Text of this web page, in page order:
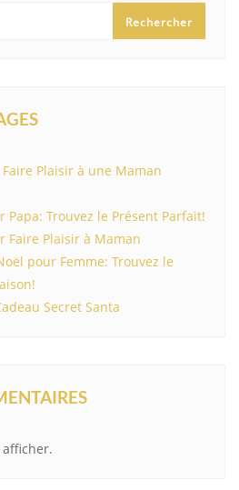
Rechercher
Plaisir à une Maman
Papa: Trouvez le Présent Parfait!
Faire Plaisir à Maman
pour Femme: Trouvez le
Secret Santa